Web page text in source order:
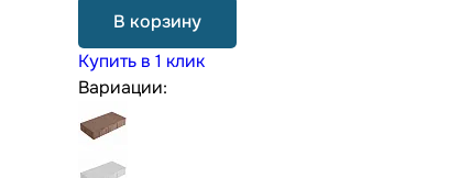
В корзину
Купить в 1 клик
Вариации: